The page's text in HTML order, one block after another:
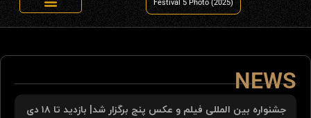
Festival 5 Photo (2025)
NEWS
جشنواره بین المللی فیلم و عکس پنج برگزار شد| بازدید تا ۱۸ دی